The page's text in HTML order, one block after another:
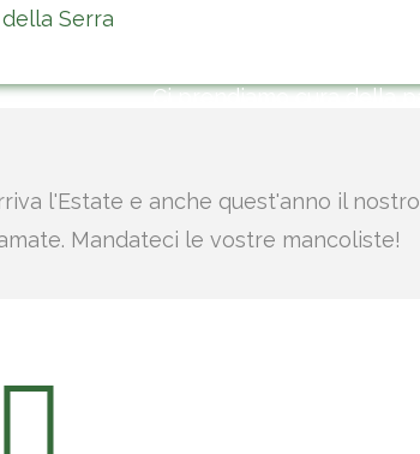
cura della
l'Estate e anche quest'anno il
Mandateci le vostre mancoliste!